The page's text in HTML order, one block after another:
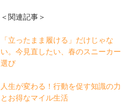
＜関連記事＞
「立ったまま履ける」だけじゃな
い。今見直したい、春のスニーカー
選び
人生が変わる！行動を促す知識の力
とお得なマイル生活